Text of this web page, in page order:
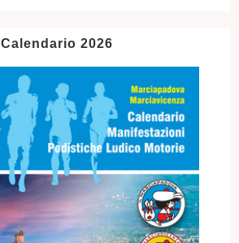
Calendario 2026